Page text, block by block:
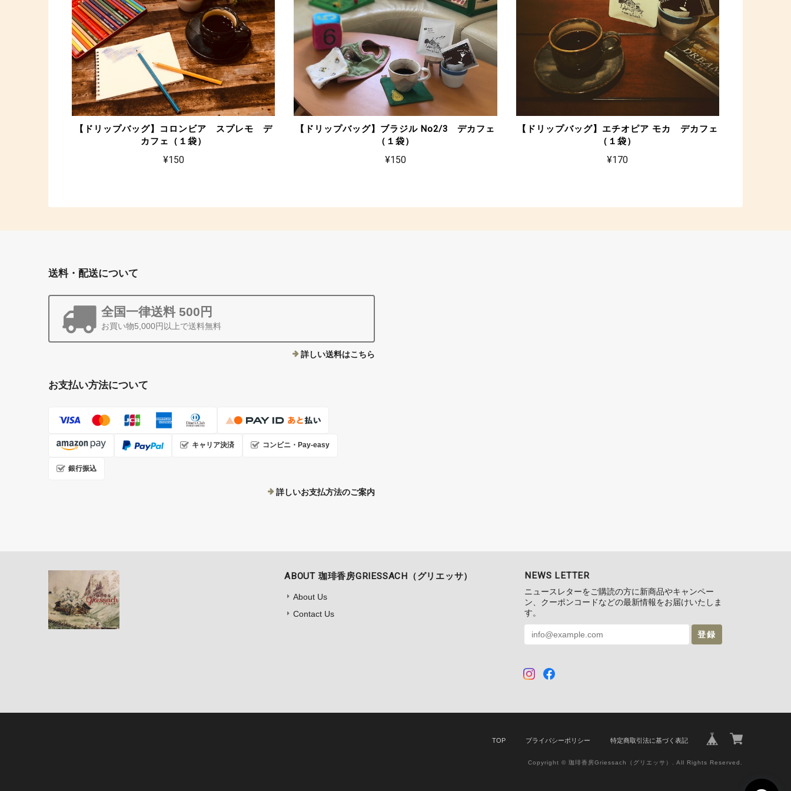
【ドリップバッグ】コロンビア スプレモ デ
カフェ（１袋）
¥150
【ドリップバッグ】ブラジル No2/3 デカフェ
（１袋）
¥150
【ドリップバッグ】エチオピア モカ デカフェ
（１袋）
¥170
送料・配送について
全国一律送料 500円
お買い物5,000円以上で送料無料
詳しい送料はこちら
お支払い方法について
キャリア決済 コンビニ・Pay-easy
銀行振込
詳しいお支払方法のご案内
ABOUT 珈琲香房GRIESSACH（グリエッサ）
About Us
Contact Us
NEWS LETTER
ニュースレターをご購読の方に新商品やキャンペー
ン、クーポンコードなどの最新情報をお届けいたしま
す。
登録
TOP プライバシーポリシー 特定商取引法に基づく表記
Copyright © 珈琲香房Griessach（グリエッサ）. All Rights Reserved.